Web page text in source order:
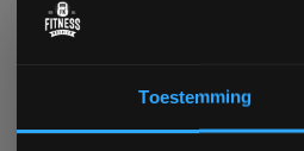
Toestemming